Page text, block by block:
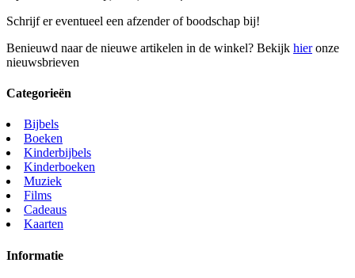
Schrijf er eventueel een afzender of boodschap bij!
Benieuwd naar de nieuwe artikelen in de winkel? Bekijk hieronze
nieuwsbrieven
Categorieën
Bijbels
Boeken
Kinderbijbels
Kinderboeken
Muziek
Films
Cadeaus
Kaarten
Informatie